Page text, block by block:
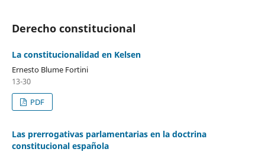
Derecho constitucional
La constitucionalidad en Kelsen
Ernesto Blume Fortini
13-30
PDF
Las prerrogativas parlamentarias en la doctrina
constitucional española